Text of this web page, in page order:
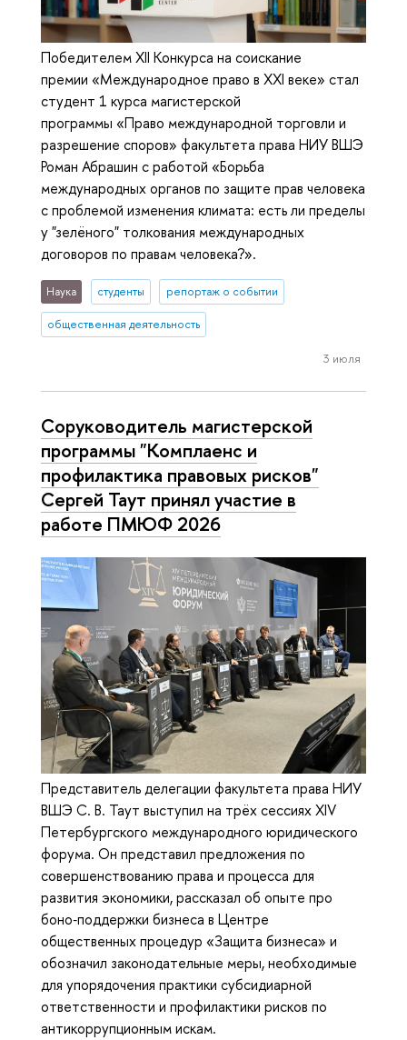
Победителем XII Конкурса на соискание
премии «Международное право в XXI веке» стал
студент 1 курса магистерской
программы «Право международной торговли и
разрешение споров» факультета права НИУ ВШЭ
Роман Абрашин с работой «Борьба
международных органов по защите прав человека
с проблемой изменения климата: есть ли пределы
у "зелёного" толкования международных
договоров по правам человека?».
Наука студенты репортаж о событии
общественная деятельность
3 июля
Соруководитель магистерской
программы "Комплаенс и
профилактика правовых рисков"
Сергей Таут принял участие в
работе ПМЮФ 2026
Представитель делегации факультета права НИУ
ВШЭ С. В. Таут выступил на трёх сессиях XIV
Петербургского международного юридического
форума. Он представил предложения по
совершенствованию права и процесса для
развития экономики, рассказал об опыте про
боно‑поддержки бизнеса в Центре
общественных процедур «Защита бизнеса» и
обозначил законодательные меры, необходимые
для упорядочения практики субсидиарной
ответственности и профилактики рисков по
антикоррупционным искам.